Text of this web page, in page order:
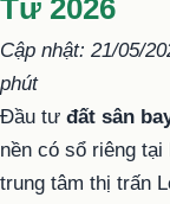
Tư 2026
Cập nhật: 21/05/
phút
Đầu tư đất sân
nền có sổ riêng tại
trung tâm thị trấn